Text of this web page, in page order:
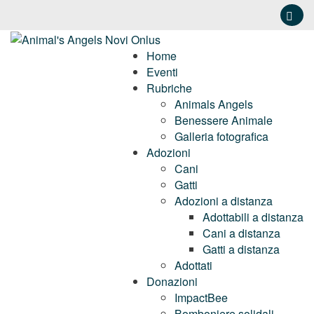
Home
Eventi
Rubriche
Animals Angels
Benessere Animale
Galleria fotografica
Adozioni
Cani
Gatti
Adozioni a distanza
Adottabili a distanza
Cani a distanza
Gatti a distanza
Adottati
Donazioni
ImpactBee